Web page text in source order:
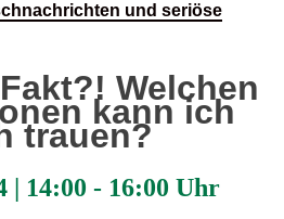
und seriöse
Welchen
kann ich
trauen?
14:00 - 16:00 Uhr